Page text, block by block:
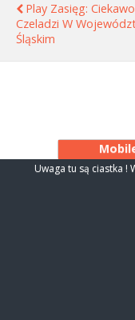
Play Zasięg:
Czeladzi W
Śląskim
Uwaga tu są ciastka !